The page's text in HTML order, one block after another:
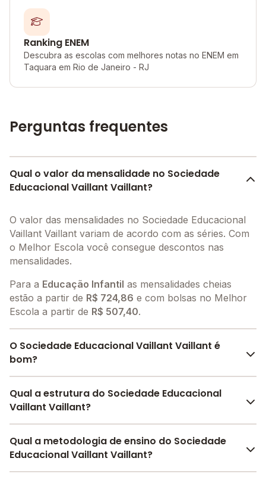
Ranking ENEM
Descubra as escolas com melhores notas no ENEM em
Taquara em Rio de Janeiro - RJ
Perguntas frequentes
Qual o valor da mensalidade no Sociedade
Educacional Vaillant Vaillant?
O valor das mensalidades no Sociedade Educacional
Vaillant Vaillant variam de acordo com as séries. Com
o Melhor Escola você consegue descontos nas
mensalidades.
Para a Educação Infantil as mensalidades cheias
estão a partir de R$ 724,86 e com bolsas no Melhor
Escola a partir de R$ 507,40.
O Sociedade Educacional Vaillant Vaillant é
bom?
O Sociedade Educacional Vaillant Vaillant é bem
avaliado por pais, alunos e funcionários da escola,
A escola recebeu avaliação de3.6emparticipação
da comunidade,4.6emestrutura física
desenvolvimento socioemocionale5.0em
Qual a estrutura do Sociedade Educacional
Vaillant Vaillant?
O Sociedade Educacional Vaillant Vaillant oferece toda
a estrutura necessária para o conforto e
Qual a metodologia de ensino do Sociedade
Educacional Vaillant Vaillant?